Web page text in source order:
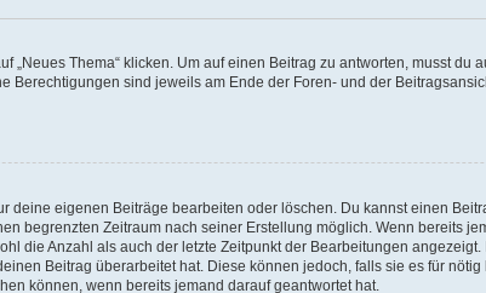
„Neues Thema“ klicken. Um auf einen Beitrag zu antworten, musst du
sind jeweils am Ende der Foren- und der
deine eigenen Beiträge bearbeiten oder löschen. Du kannst einen
begrenzten Zeitraum nach seiner Erstellung möglich. Wenn bereits
die Anzahl als auch der letzte Zeitpunkt der Bearbeitungen
Beitrag überarbeitet hat. Diese können jedoch, falls sie es für
können, wenn bereits jemand darauf geantwortet hat.